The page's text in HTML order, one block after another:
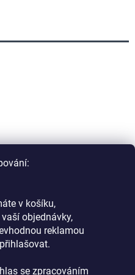
v košíku,
objednávky,
reklamou
se zpracováním